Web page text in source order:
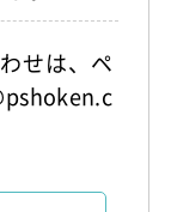
せは、ペ